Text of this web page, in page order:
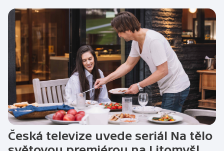
Česká televize uvede seriál Na tělo